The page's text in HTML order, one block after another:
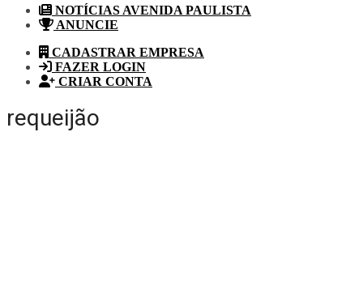
NOTÍCIAS AVENIDA PAULISTA
ANUNCIE
CADASTRAR EMPRESA
FAZER LOGIN
CRIAR CONTA
requeijão